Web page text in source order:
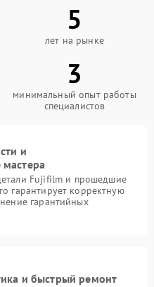
5
лет на рынке
3
минимальный опыт работы
специалистов
и
Fujifilm и прошедшие
гарантирует корректную
гарантийных
и быстрый ремонт